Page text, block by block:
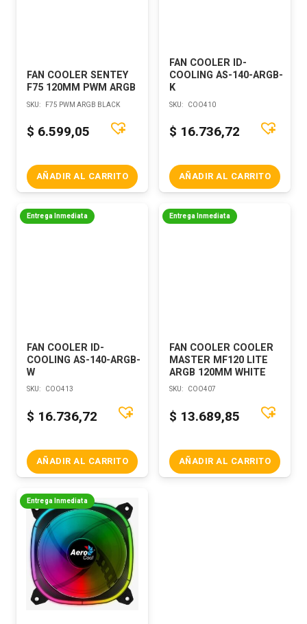
FAN COOLER SENTEY
F75 120MM PWM ARGB
SKU: F75 PWM ARGB BLACK
$ 6.599,05
AÑADIR AL CARRITO
FAN COOLER ID-
COOLING AS-140-ARGB-
K
SKU: COO410
$ 16.736,72
AÑADIR AL CARRITO
Entrega Inmediata
FAN COOLER ID-
COOLING AS-140-ARGB-
W
SKU: COO413
$ 16.736,72
AÑADIR AL CARRITO
Entrega Inmediata
FAN COOLER COOLER
MASTER MF120 LITE
ARGB 120MM WHITE
SKU: COO407
$ 13.689,85
AÑADIR AL CARRITO
Entrega Inmediata